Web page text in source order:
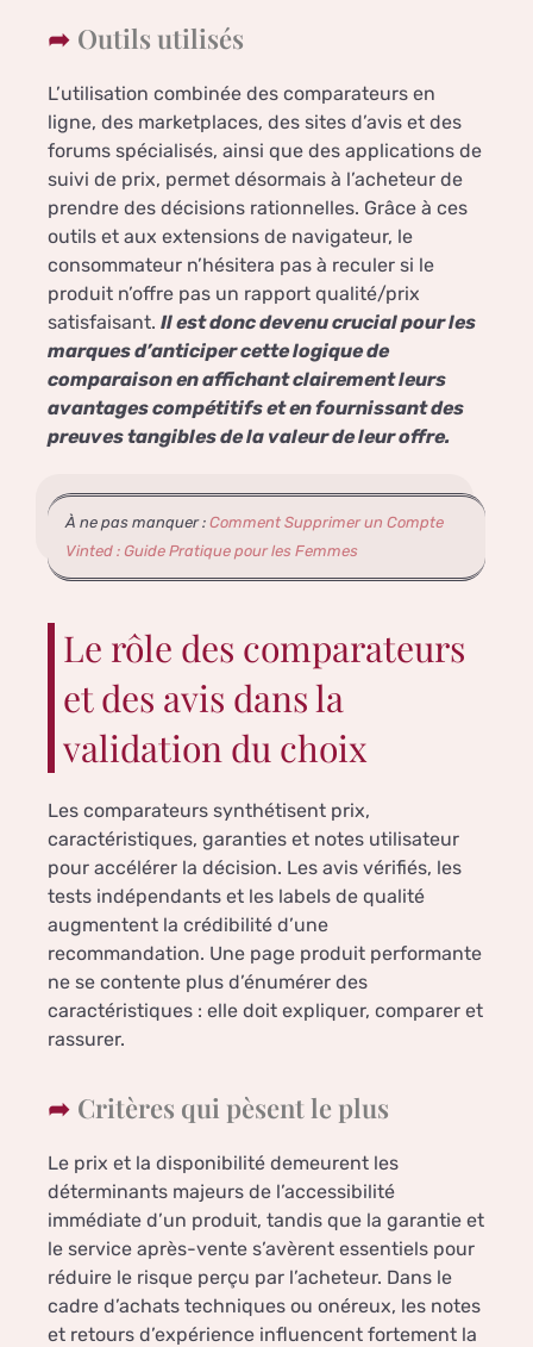
Outils utilisés
L’utilisation combinée des comparateurs en
ligne, des marketplaces, des sites d’avis et des
forums spécialisés, ainsi que des applications de
suivi de prix, permet désormais à l’acheteur de
prendre des décisions rationnelles. Grâce à ces
outils et aux extensions de navigateur, le
consommateur n’hésitera pas à reculer si le
produit n’offre pas un rapport qualité/prix
satisfaisant. Il est donc devenu crucial pour les
marques d’anticiper cette logique de
comparaison en affichant clairement leurs
avantages compétitifs et en fournissant des
preuves tangibles de la valeur de leur offre.
À ne pas manquer : Comment Supprimer un Compte
Vinted : Guide Pratique pour les Femmes
Le rôle des comparateurs
et des avis dans la
validation du choix
Les comparateurs synthétisent prix,
caractéristiques, garanties et notes utilisateur
pour accélérer la décision. Les avis vérifiés, les
tests indépendants et les labels de qualité
augmentent la crédibilité d’une
recommandation. Une page produit performante
ne se contente plus d’énumérer des
caractéristiques : elle doit expliquer, comparer et
rassurer.
Critères qui pèsent le plus
Le prix et la disponibilité demeurent les
déterminants majeurs de l’accessibilité
immédiate d’un produit, tandis que la garantie et
le service après-vente s’avèrent essentiels pour
réduire le risque perçu par l’acheteur. Dans le
cadre d’achats techniques ou onéreux, les notes
et retours d’expérience influencent fortement la